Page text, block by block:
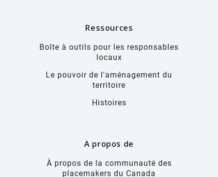
Ressources
Boîte à outils pour les responsables
locaux
Le pouvoir de l'aménagement du
territoire
Histoires
A propos de
À propos de la communauté des
placemakers du Canada